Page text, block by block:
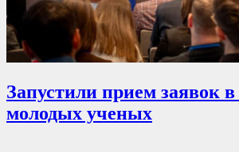
Запустили прием заявок
молодых ученых